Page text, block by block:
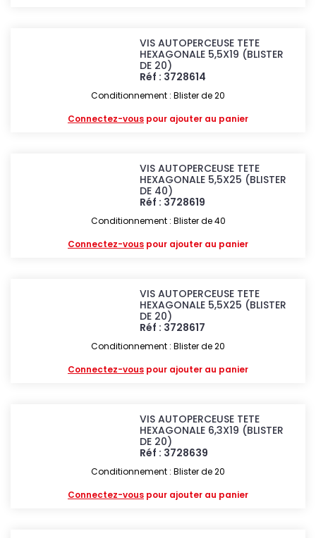
VIS AUTOPERCEUSE TETE
HEXAGONALE 5,5X19 (BLISTER
DE 20)
Réf : 3728614
Conditionnement : Blister de 20
Connectez-vous pour ajouter au panier
VIS AUTOPERCEUSE TETE
HEXAGONALE 5,5X25 (BLISTER
DE 40)
Réf : 3728619
Conditionnement : Blister de 40
Connectez-vous pour ajouter au panier
VIS AUTOPERCEUSE TETE
HEXAGONALE 5,5X25 (BLISTER
DE 20)
Réf : 3728617
Conditionnement : Blister de 20
Connectez-vous pour ajouter au panier
VIS AUTOPERCEUSE TETE
HEXAGONALE 6,3X19 (BLISTER
DE 20)
Réf : 3728639
Conditionnement : Blister de 20
Connectez-vous pour ajouter au panier